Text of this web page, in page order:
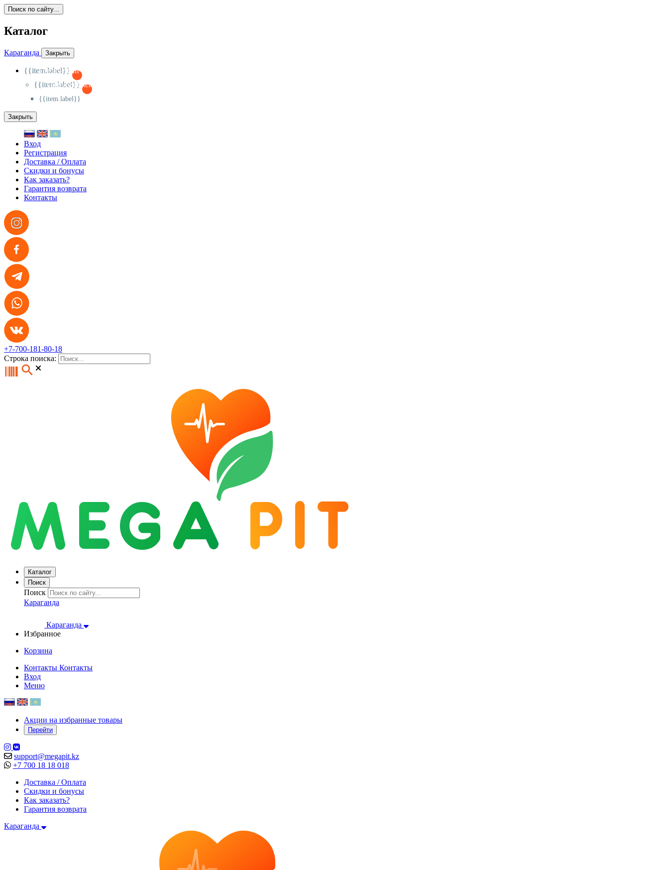
Поиск по сайту...
Каталог
Караганда Закрыть
{{item.label}}
{{activeItem==item.id?'-
{{item.label}}
{{activeSubitem==item.id?'-
{{item.label}}
Закрыть
Вход
Регистрация
Доставка / Оплата
Скидки и бонусы
Как заказать?
Гарантия возврата
Контакты
+7-700-181-80-18
Строка поиска:
Каталог
Поиск
Поиск
Караганда
Караганда
Избранное
Корзина
Контакты Контакты
Вход
Меню
Акции на избранные товары
Перейти
support@megapit.kz
+7 700 18 18 018
Доставка / Оплата
Скидки и бонусы
Как заказать?
Гарантия возврата
Караганда